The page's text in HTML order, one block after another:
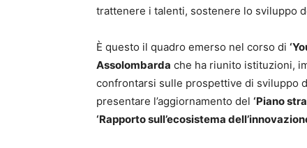
trattenere i talenti, sostenere lo sviluppo
È questo il quadro emerso nel corso di
Assolombarda che ha riunito istituzioni,
confrontarsi sulle prospettive di sviluppo
presentare l’aggiornamento del ‘Piano
‘Rapporto sull’ecosistema